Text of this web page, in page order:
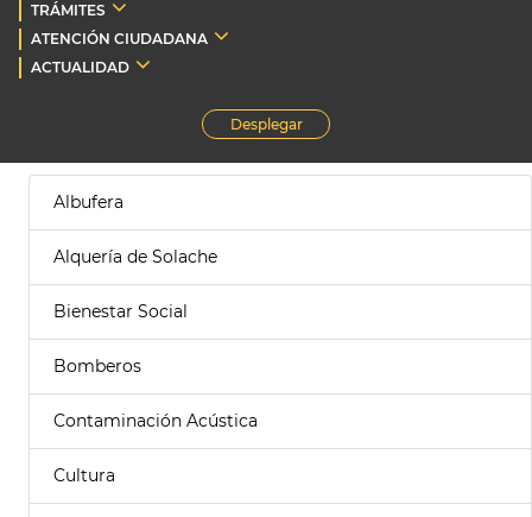
TRÁMITES
ATENCIÓN CIUDADANA
ACTUALIDAD
Desplegar
Albufera
Alquería de Solache
Bienestar Social
Bomberos
Contaminación Acústica
Cultura